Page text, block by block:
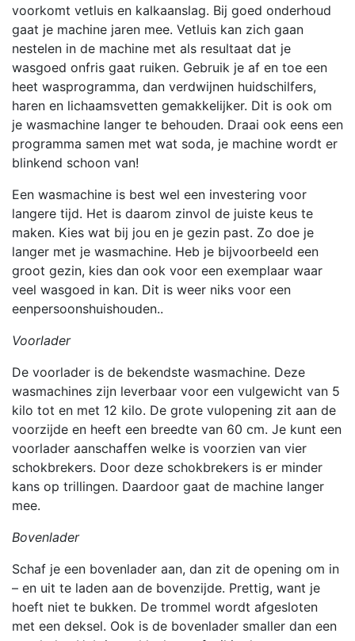
voorkomt vetluis en kalkaanslag. Bij goed onderhoud
gaat je machine jaren mee. Vetluis kan zich gaan
nestelen in de machine met als resultaat dat je
wasgoed onfris gaat ruiken. Gebruik je af en toe een
heet wasprogramma, dan verdwijnen huidschilfers,
haren en lichaamsvetten gemakkelijker. Dit is ook om
je wasmachine langer te behouden. Draai ook eens een
programma samen met wat soda, je machine wordt er
blinkend schoon van!
Een wasmachine is best wel een investering voor
langere tijd. Het is daarom zinvol de juiste keus te
maken. Kies wat bij jou en je gezin past. Zo doe je
langer met je wasmachine. Heb je bijvoorbeeld een
groot gezin, kies dan ook voor een exemplaar waar
veel wasgoed in kan. Dit is weer niks voor een
eenpersoonshuishouden..
Voorlader
De voorlader is de bekendste wasmachine. Deze
wasmachines zijn leverbaar voor een vulgewicht van 5
kilo tot en met 12 kilo. De grote vulopening zit aan de
voorzijde en heeft een breedte van 60 cm. Je kunt een
voorlader aanschaffen welke is voorzien van vier
schokbrekers. Door deze schokbrekers is er minder
kans op trillingen. Daardoor gaat de machine langer
mee.
Bovenlader
Schaf je een bovenlader aan, dan zit de opening om in
– en uit te laden aan de bovenzijde. Prettig, want je
hoeft niet te bukken. De trommel wordt afgesloten
met een deksel. Ook is de bovenlader smaller dan een